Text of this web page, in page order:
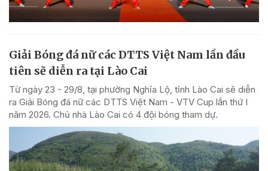
Giải Bóng đá nữ các DTTS Việt Nam lần đầu
tiên sẽ diễn ra tại Lào Cai
Từ ngày 23 - 29/8, tại phường Nghĩa Lộ, tỉnh Lào Cai sẽ diễn
ra Giải Bóng đá nữ các DTTS Việt Nam - VTV Cup lần thứ I
năm 2026. Chủ nhà Lào Cai có 4 đội bóng tham dự.